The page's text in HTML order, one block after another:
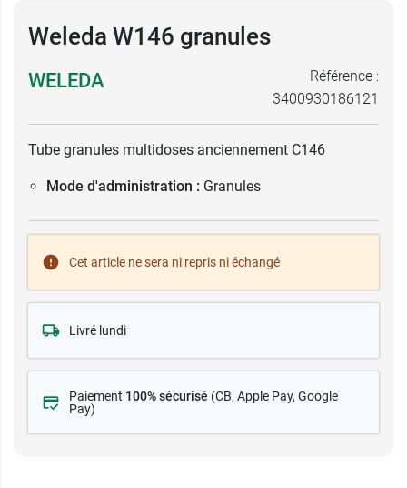
Weleda W146 granules
WELEDA
Référence :
3400930186121
Tube granules multidoses anciennement C146
Mode d'administration : Granules
Cet article ne sera ni repris ni échangé
Livré lundi
Paiement 100% sécurisé (CB, Apple Pay, Google
Pay)